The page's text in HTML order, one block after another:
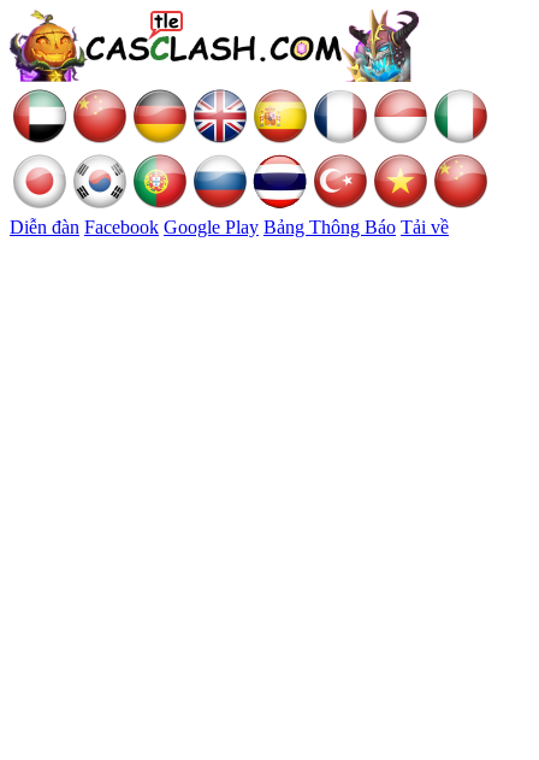
Diễn đàn Facebook Google Play Bảng Thông Báo Tải về